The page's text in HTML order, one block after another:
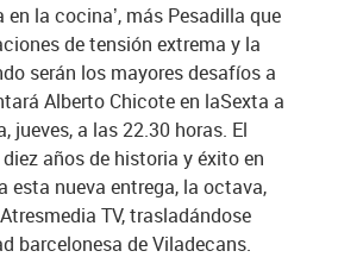
en la cocina’, más Pesadilla que
de tensión extrema y la
serán los mayores desafíos a
Alberto Chicote en laSexta a
jueves, a las 22.30 horas. El
años de historia y éxito en
esta nueva entrega, la octava,
TV, trasladándose
barcelonesa de Viladecans.